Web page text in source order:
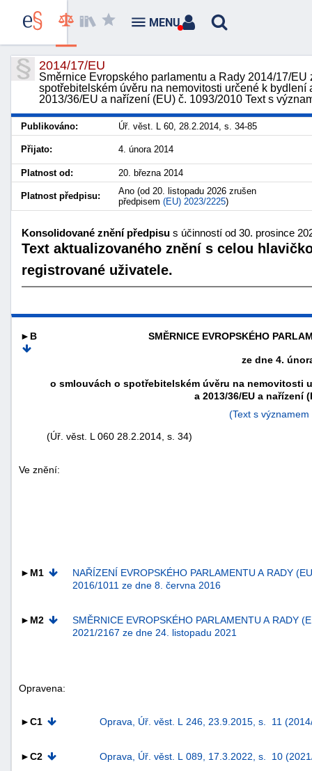
2014/17/EU
Směrnice Evropského parlamentu a Rady 2014/17/
spotřebitelském úvěru na nemovitosti určené k bydlení
2013/36/EU a nařízení (EU) č. 1093/2010 Text s
Publikováno: Úř. věst. L 60, 28.2.2014, s. 34-85
Přijato: 4. února 2014
Platnost od: 20. března 2014
Platnost předpisu:
Ano (od 20. listopadu 2026 zrušen
předpisem (EU) 2023/2225)
Konsolidované znění předpisu s účinností od 30. prosince
Text aktualizovaného znění s celou
registrované uživatele.
►B SMĚRNICE EVROPSKÉHO
ze dne 4.
o smlouvách o spotřebitelském úvěru na nemovitosti
a 2013/36/EU a nařízení
(Text s významem
(Úř. věst. L 060 28.2.2014, s. 34)
Ve znění:
►M1
NAŘÍZENÍ EVROPSKÉHO PARLAMENTU A RADY
2016/1011 ze dne 8. června 2016
►M2
SMĚRNICE EVROPSKÉHO PARLAMENTU A RADY
2021/2167 ze dne 24. listopadu 2021
Opravena:
►C1 Oprava, Úř. věst. L 246, 23.9.2015, s. 11
►C2 Oprava, Úř. věst. L 089, 17.3.2022, s. 10
MENU